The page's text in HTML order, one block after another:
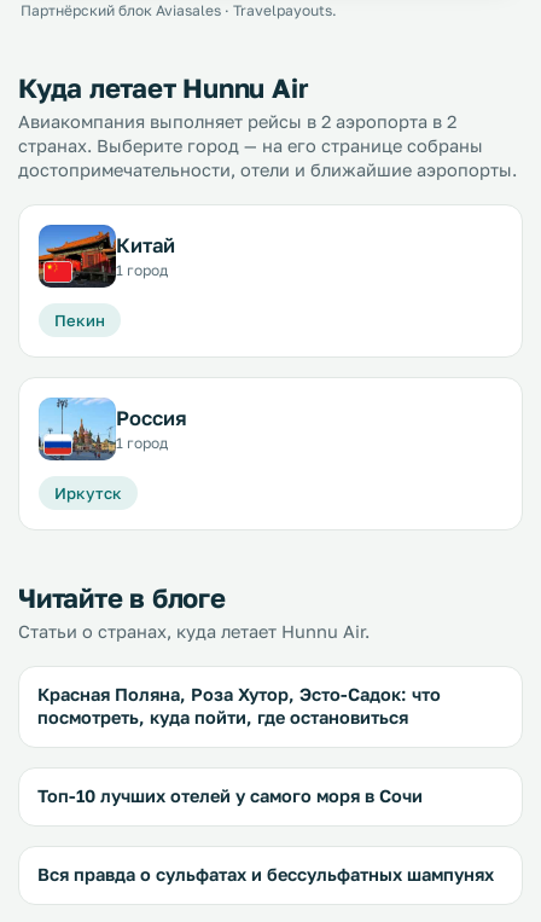
Партнёрский блок Aviasales · Travelpayouts.
Куда летает Hunnu Air
Авиакомпания выполняет рейсы в 2 аэропорта в 2
странах. Выберите город — на его странице собраны
достопримечательности, отели и ближайшие аэропорты.
Китай
1 город
Пекин
Россия
1 город
Иркутск
Читайте в блоге
Статьи о странах, куда летает Hunnu Air.
Красная Поляна, Роза Хутор, Эсто-Садок: что
посмотреть, куда пойти, где остановиться
Топ-10 лучших отелей у самого моря в Сочи
Вся правда о сульфатах и бессульфатных шампунях